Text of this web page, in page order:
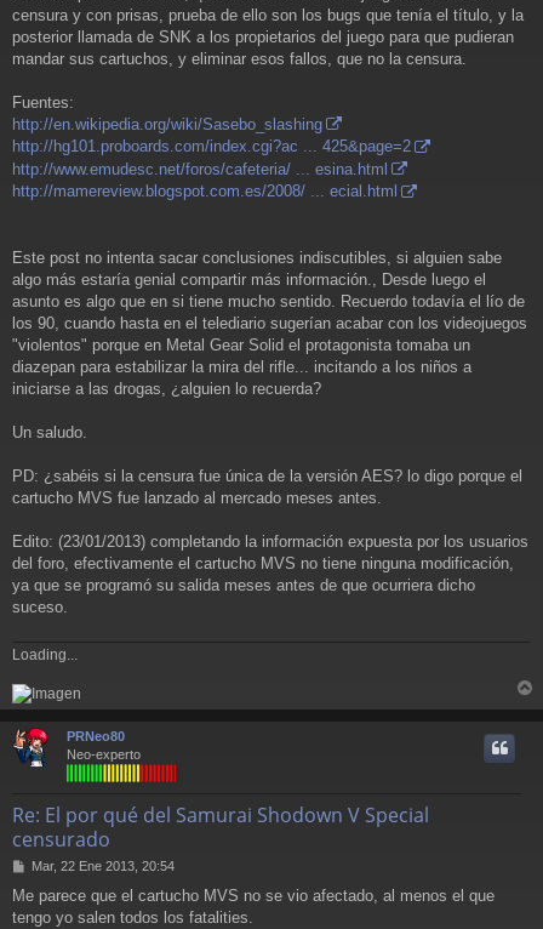
censura y con prisas, prueba de ello son los bugs que tenía el título, y la
posterior llamada de SNK a los propietarios del juego para que pudieran
mandar sus cartuchos, y eliminar esos fallos, que no la censura.
Fuentes:
http://en.wikipedia.org/wiki/Sasebo_slashing
http://hg101.proboards.com/index.cgi?ac ... 425&page=2
http://www.emudesc.net/foros/cafeteria/ ... esina.html
http://mamereview.blogspot.com.es/2008/ ... ecial.html
Este post no intenta sacar conclusiones indiscutibles, si alguien sabe
algo más estaría genial compartir más información., Desde luego el
asunto es algo que en si tiene mucho sentido. Recuerdo todavía el lío de
los 90, cuando hasta en el telediario sugerían acabar con los videojuegos
"violentos" porque en Metal Gear Solid el protagonista tomaba un
diazepan para estabilizar la mira del rifle... incitando a los niños a
iniciarse a las drogas, ¿alguien lo recuerda?
Un saludo.
PD: ¿sabéis si la censura fue única de la versión AES? lo digo porque el
cartucho MVS fue lanzado al mercado meses antes.
Edito: (23/01/2013) completando la información expuesta por los usuarios
del foro, efectivamente el cartucho MVS no tiene ninguna modificación,
ya que se programó su salida meses antes de que ocurriera dicho
suceso.
Loading...
r
PRNeo80
Neo-experto
Re: El por qué del Samurai Shodown V Special
censurado
M
n
s
Mar, 22 Ene 2013, 20:54
Me parece que el cartucho MVS no se vio afectado, al menos el que
tengo yo salen todos los fatalities.